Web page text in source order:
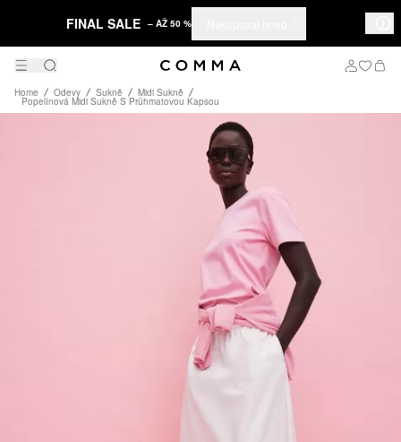
FINAL SALE – AŽ 50 %
Home Odevy Sukně Midi Sukně
Popelínová Midi Sukně S Průhmatovou Kapsou